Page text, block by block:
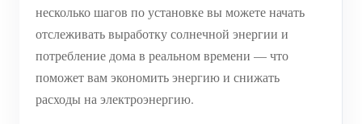
несколько шагов по установке вы можете начать
отслеживать выработку солнечной энергии и
потребление дома в реальном времени — что
поможет вам экономить энергию и снижать
расходы на электроэнергию.